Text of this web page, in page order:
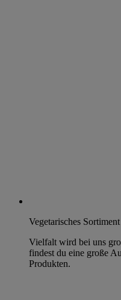
Vegetarisches Sortiment
Vielfalt wird bei uns
findest du eine große
Produkten.